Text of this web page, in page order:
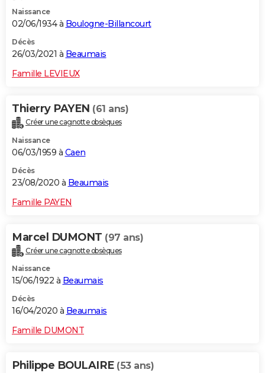
Naissance
02/06/1934 à Boulogne-Billancourt
Décès
26/03/2021 à Beaumais
Famille LEVIEUX
Thierry PAYEN (61 ans)
Créer une cagnotte obsèques
Naissance
06/03/1959 à Caen
Décès
23/08/2020 à Beaumais
Famille PAYEN
Marcel DUMONT (97 ans)
Créer une cagnotte obsèques
Naissance
15/06/1922 à Beaumais
Décès
16/04/2020 à Beaumais
Famille DUMONT
Philippe BOULAIRE (53 ans)